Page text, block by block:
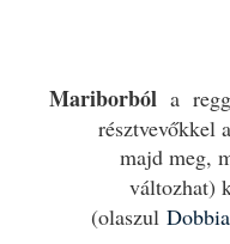
Mariborbóla
résztvevőkkel
majd meg,
változhat)
(olaszul